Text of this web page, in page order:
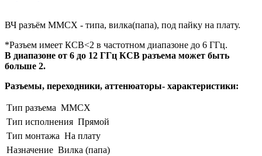
ВЧ разъём MMCX - типа, вилка(папа), под пайку на плату.
*Разъем имеет КСВ<2 в частотном диапазоне до 6 ГГц.
В диапазоне от 6 до 12 ГГц КСВ разъема может быть
больше 2.
Разъемы, переходники, аттенюаторы- характеристики:
Тип разъема MMCX
Тип исполнения Прямой
Тип монтажа На плату
Назначение Вилка (папа)